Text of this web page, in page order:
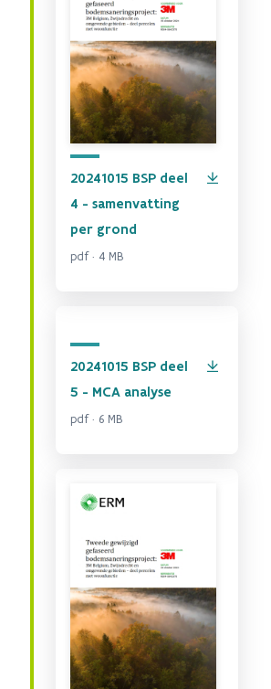
20241015 BSP deel
4 - samenvatting
per grond
pdf · 4 MB
20241015 BSP deel
5 - MCA analyse
pdf · 6 MB